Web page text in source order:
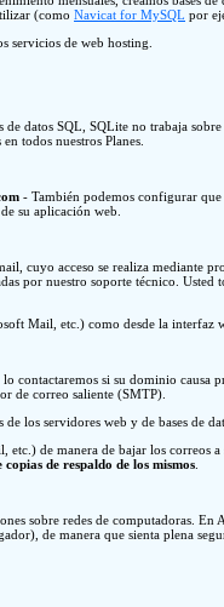
(como Navicat for MySQL por
servicios de web hosting.
datos SQL, SQLite no trabaja
todos nuestros Planes.
- También podemos configurar que
su aplicación web.
cuyo acceso se realiza mediante
por nuestro soporte técnico. Usted
Mail, etc.) como desde la interfaz
contactaremos si su dominio causa
de correo saliente (SMTP).
los servidores web y de bases de
de manera de bajar los correos a
de respaldo de los mismos
sobre redes de computadoras. En
de manera que sienta plena